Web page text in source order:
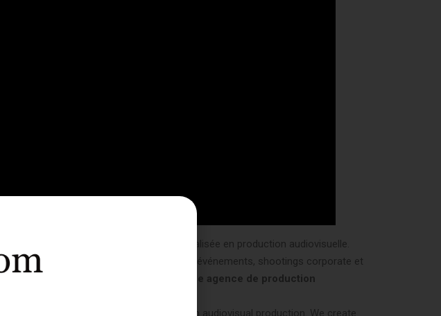
et active en Afrique du Nord, est spécialisée en production audiovisuelle.
design, couvertures photo et vidéo d’événements, shootings corporate et
visibilité en ligne.
Si vous cherchez une agence de production
and active in North Africa, specializes in audiovisual production. We create